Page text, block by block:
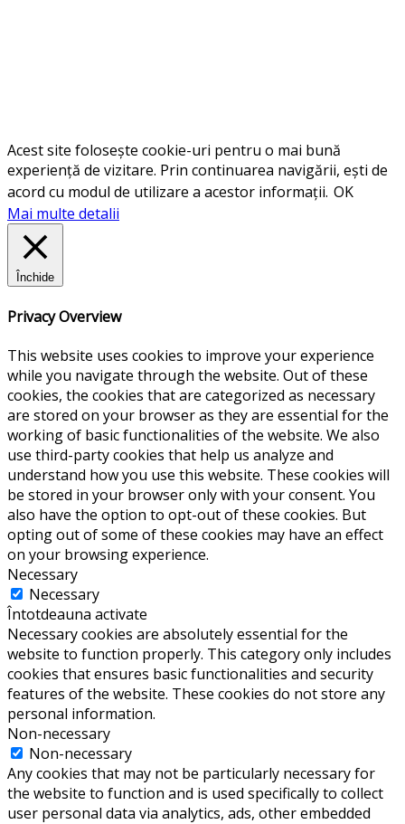
Acest site folosește cookie-uri pentru o mai bună
experiență de vizitare. Prin continuarea navigării, ești de
acord cu modul de utilizare a acestor informații. OK
Mai multe detalii
Închide
Privacy Overview
This website uses cookies to improve your experience
while you navigate through the website. Out of these
cookies, the cookies that are categorized as necessary
are stored on your browser as they are essential for the
working of basic functionalities of the website. We also
use third-party cookies that help us analyze and
understand how you use this website. These cookies will
be stored in your browser only with your consent. You
also have the option to opt-out of these cookies. But
opting out of some of these cookies may have an effect
on your browsing experience.
Necessary
Necessary
Întotdeauna activate
Necessary cookies are absolutely essential for the
website to function properly. This category only includes
cookies that ensures basic functionalities and security
features of the website. These cookies do not store any
personal information.
Non-necessary
Non-necessary
Any cookies that may not be particularly necessary for
the website to function and is used specifically to collect
user personal data via analytics, ads, other embedded